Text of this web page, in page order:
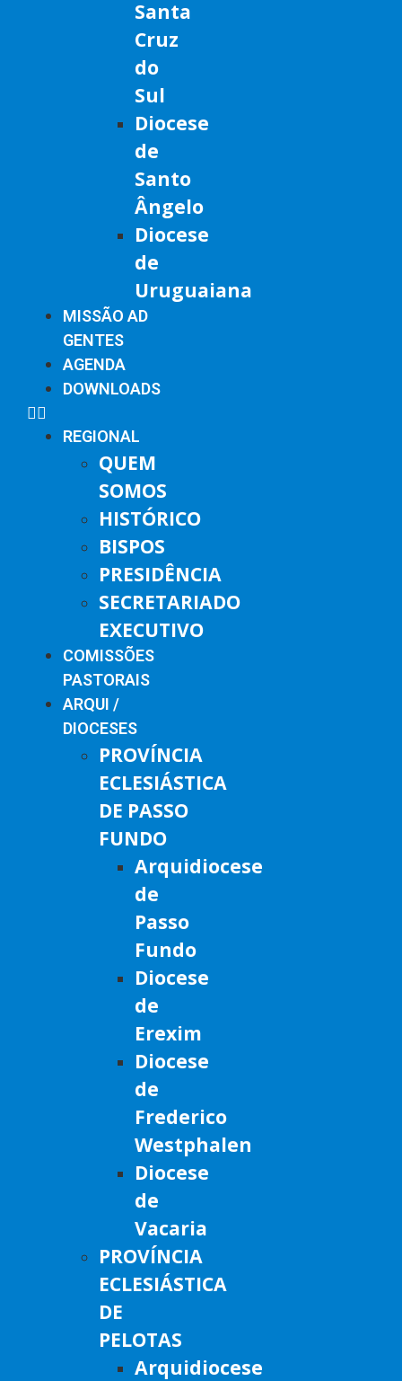
Santa
Cruz
do
Sul
Diocese
de
Santo
Ângelo
Diocese
de
Uruguaiana
MISSÃO AD
GENTES
AGENDA
DOWNLOADS
REGIONAL
QUEM
SOMOS
HISTÓRICO
BISPOS
PRESIDÊNCIA
SECRETARIADO
EXECUTIVO
COMISSÕES
PASTORAIS
ARQUI /
DIOCESES
PROVÍNCIA
ECLESIÁSTICA
DE PASSO
FUNDO
Arquidiocese
de
Passo
Fundo
Diocese
de
Erexim
Diocese
de
Frederico
Westphalen
Diocese
de
Vacaria
PROVÍNCIA
ECLESIÁSTICA
DE
PELOTAS
Arquidiocese